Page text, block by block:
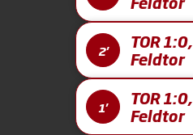
2'
TOR 1:0,
Feldtor
1'
TOR 1:0,
Feldtor